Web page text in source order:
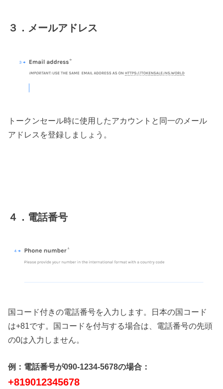
３．メールアドレス
トークンセール時に使用したアカウントと同一のメール
アドレスを登録しましょう。
４．電話番号
国コード付きの電話番号を入力します。日本の国コード
は+81です。国コードを付与する場合は、電話番号の先頭
の0は入力しません。
例：電話番号が090-1234-5678の場合：
+819012345678